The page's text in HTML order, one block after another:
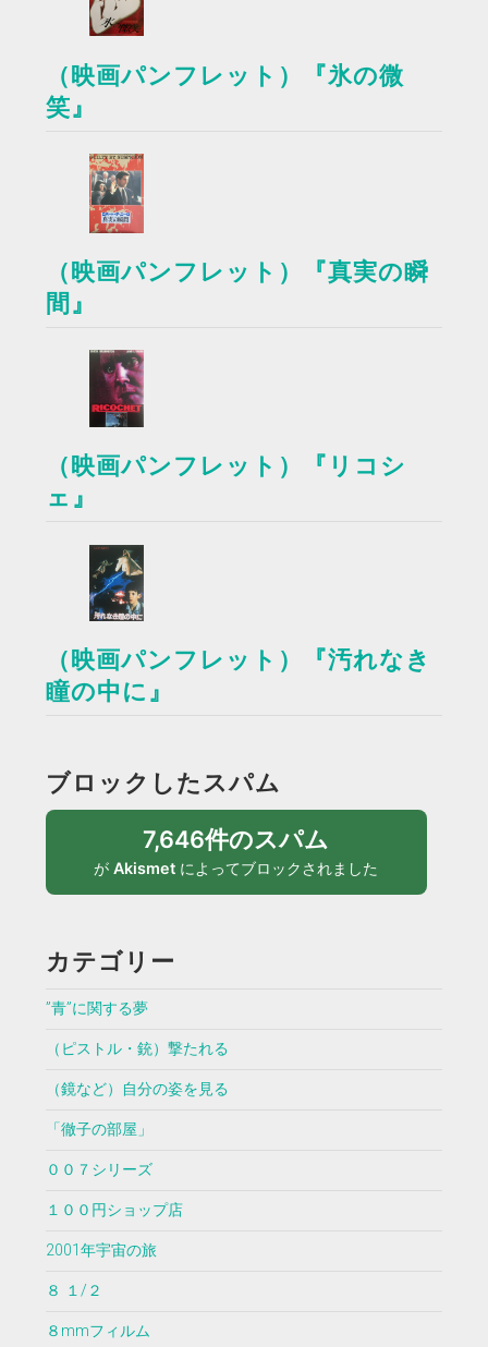
（映画パンフレット）『氷の微
笑』
（映画パンフレット）『真実の瞬
間』
（映画パンフレット）『リコシ
ェ』
（映画パンフレット）『汚れなき
瞳の中に』
ブロックしたスパム
7,646件のスパム
がAkismet によってブロックされました
カテゴリー
”青”に関する夢
（ピストル・銃）撃たれる
（鏡など）自分の姿を見る
「徹子の部屋」
００７シリーズ
１００円ショップ店
2001年宇宙の旅
８ １/２
８mmフィルム